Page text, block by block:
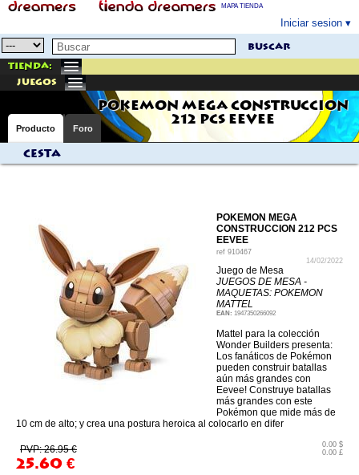
MAPA TIENDA
Iniciar sesion
buscar
Tienda:
juegos
POKEMON MEGA CONSTRUCCION
212 PCS EEVEE
Producto Foro
Cesta
POKEMON MEGA
CONSTRUCCION 212 PCS
EEVEE
ref 910467
14/02/2022
Juego de Mesa
JUEGOS DE MESA -
MAQUETAS: POKEMON
MATTEL
EAN: 1947350266092
Mattel para la colección
Wonder Builders presenta:
Los fanáticos de Pokémon
pueden construir batallas
aún más grandes con
Eevee! Construye batallas
más grandes con este
Pokémon que mide más de
10 cm de alto; y crea una postura heroica al colocarlo en difer
PVP: 26.95 €
25.60 €
0.00 $
0.00 £